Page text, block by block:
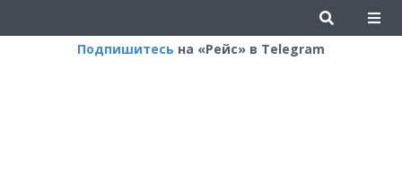
Подпишитесь на «Рейс» в Telegram